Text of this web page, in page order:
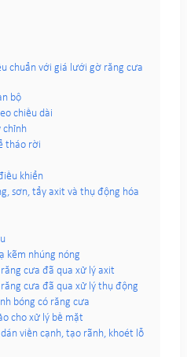
chuẩn với giá lưới gờ răng cưa
bộ
chiều dài
chỉnh
tháo rời
khiển
sơn, tẩy axit và thụ động hóa
kẽm nhúng nóng
cưa đã qua xử lý axit
cưa đã qua xử lý thụ động
bóng có răng cưa
cho xử lý bề mặt
viền cạnh, tạo rãnh, khoét lỗ